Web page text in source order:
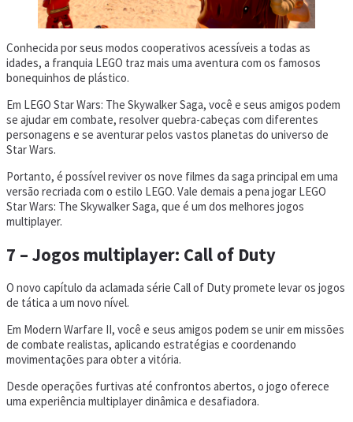
Conhecida por seus modos cooperativos acessíveis a todas as
idades, a franquia LEGO traz mais uma aventura com os famosos
bonequinhos de plástico.
Em LEGO Star Wars: The Skywalker Saga, você e seus amigos podem
se ajudar em combate, resolver quebra-cabeças com diferentes
personagens e se aventurar pelos vastos planetas do universo de
Star Wars.
Portanto, é possível reviver os nove filmes da saga principal em uma
versão recriada com o estilo LEGO. Vale demais a pena jogar LEGO
Star Wars: The Skywalker Saga, que é um dos melhores jogos
multiplayer.
7 – Jogos multiplayer: Call of Duty
O novo capítulo da aclamada série Call of Duty promete levar os jogos
de tática a um novo nível.
Em Modern Warfare II, você e seus amigos podem se unir em missões
de combate realistas, aplicando estratégias e coordenando
movimentações para obter a vitória.
Desde operações furtivas até confrontos abertos, o jogo oferece
uma experiência multiplayer dinâmica e desafiadora.